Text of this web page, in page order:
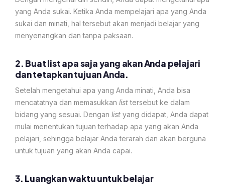
yang Anda sukai. Ketika Anda mempelajari apa yang Anda
sukai dan minati, hal tersebut akan menjadi belajar yang
menyenangkan dan tanpa paksaan.
2. Buat list apa saja yang akan Anda pelajari
dan tetapkan tujuan Anda.
Setelah mengetahui apa yang Anda minati, Anda bisa
mencatatnya dan memasukkan listtersebut ke dalam
bidang yang sesuai. Dengan list yang didapat, Anda dapat
mulai menentukan tujuan terhadap apa yang akan Anda
pelajari, sehingga belajar Anda terarah dan akan berguna
untuk tujuan yang akan Anda capai.
3. Luangkan waktu untuk belajar